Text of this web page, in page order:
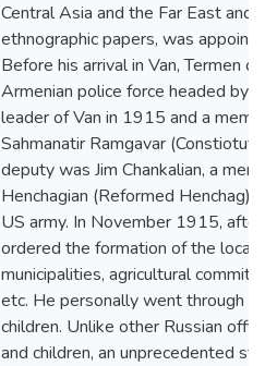
Central Asia and the Far East and
ethnographic papers, was
Before his arrival in Van, Termen
Armenian police force headed by
leader of Van in 1915 and a
Sahmanatir Ramgavar
deputy was Jim Chankalian, a
Henchagian (Reformed Henchag)
US army. In November 1915, after
ordered the formation of the local
municipalities, agricultural
etc. He personally went through
children. Unlike other Russian
and children, an unprecedented